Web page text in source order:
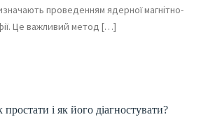
проведенням ядерної магнітно-
Це важливий метод […]